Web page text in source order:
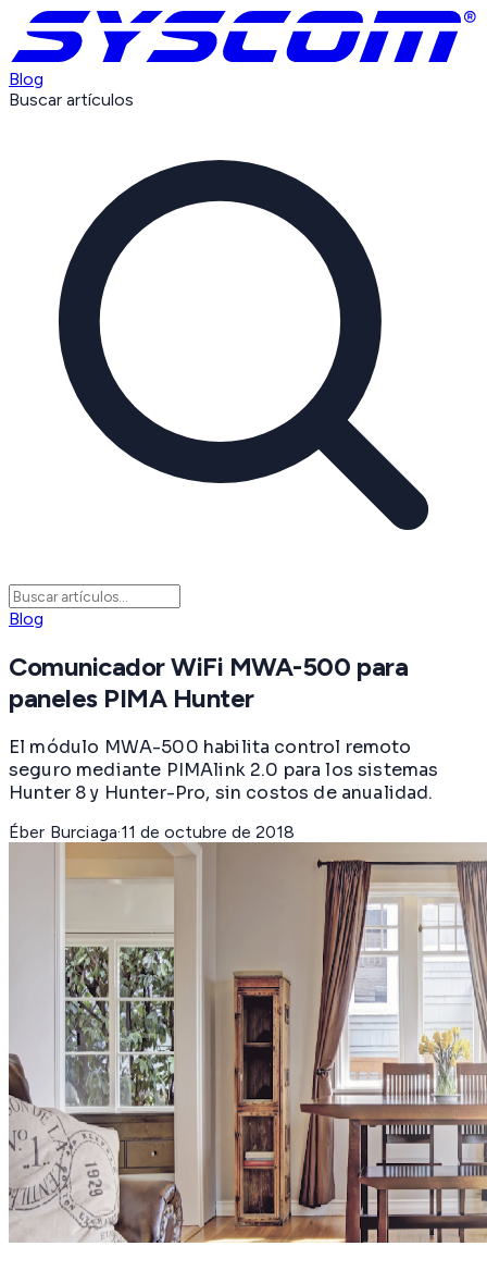
Blog
Buscar artículos
Blog
Comunicador WiFi MWA-500 para
paneles PIMA Hunter
El módulo MWA-500 habilita control remoto
seguro mediante PIMAlink 2.0 para los sistemas
Hunter 8 y Hunter-Pro, sin costos de anualidad.
Éber Burciaga·11 de octubre de 2018